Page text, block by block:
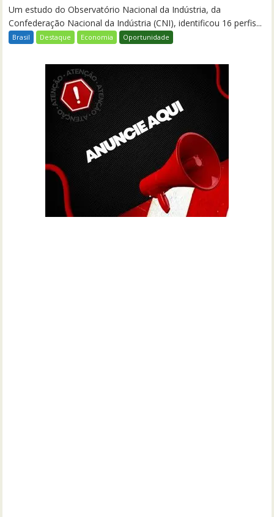
Um estudo do Observatório Nacional da Indústria, da
Confederação Nacional da Indústria (CNI), identificou 16 perfis...
Brasil Destaque Economia Oportunidade